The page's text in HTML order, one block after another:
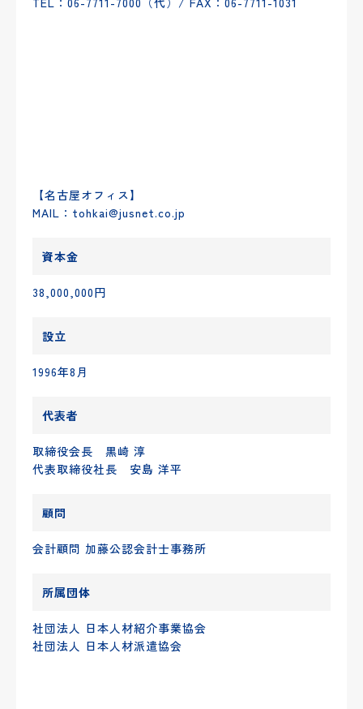
【名古屋オフィス】
MAIL：tohkai@jusnet.co.jp
資本金
38,000,000円
設立
1996年8月
代表者
取締役会長 黒崎 淳
代表取締役社長 安島 洋平
顧問
会計顧問 加藤公認会計士事務所
所属団体
社団法人 日本人材紹介事業協会
社団法人 日本人材派遣協会